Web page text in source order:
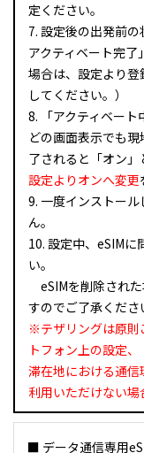
定ください。
7. 設定後の出発前
アクティベート完了
場合は、設定より登
してください。）
8. 「アクティベー
どの画面表示でも
了されると「オン
設定よりオンへ変更
9. 一度インストー
ん。
10. 設定中、eSIM
い。
eSIMを削除され
すのでご了承くださ
※テザリングは原則
トフォン上の設定、
滞在地における通
利用いただけない場
■ データ通信専用